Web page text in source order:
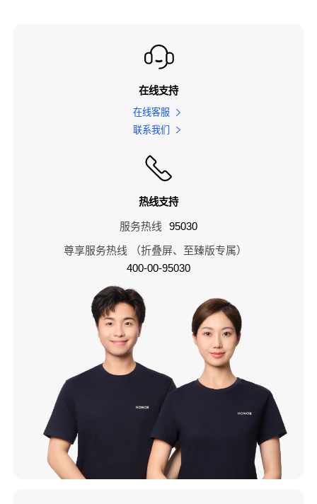
在线支持
在线客服
联系我们
热线支持
服务热线
95030
尊享服务热线 （折叠屏、至臻版专属）
400-00-95030